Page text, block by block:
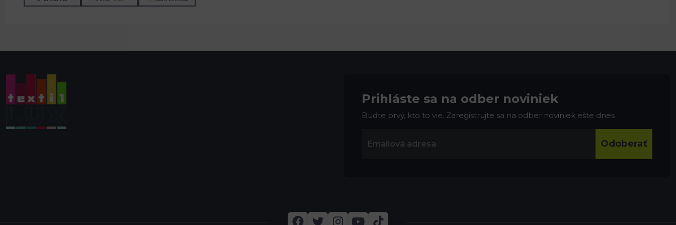
Prihláste sa na odber noviniek
Buďte prvý, kto to vie. Zaregistrujte sa na odber noviniek ešte dnes
Odoberať